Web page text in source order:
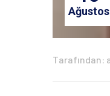
Ağustos
Tarafından: